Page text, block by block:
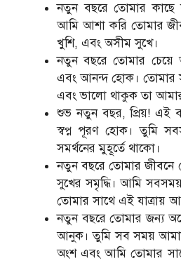
নতুন বছরে তোমার কাছে
আমি আশা করি তোমার
খুশি, এবং অসীম সুখে।
নতুন বছরে তোমার চেয়ে
এবং আনন্দ হোক। তোমার
এবং ভালো থাকুক তা আমার
শুভ নতুন বছর, প্রিয়! এই
স্বপ্ন পূরণ হোক। তুমি
সমর্থনের মুহূর্তে থাকো।
নতুন বছরে তোমার জীবনে
সুখের সমৃদ্ধি। আমি
তোমার সাথে এই যাত্রায়
নতুন বছরে তোমার জন্য
আনুক। তুমি সব সময়
অংশ এবং আমি তোমার